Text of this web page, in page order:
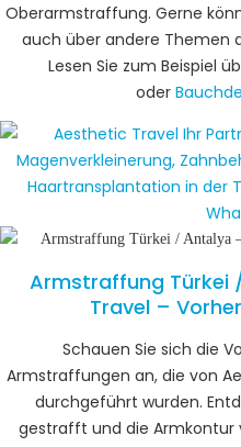
Oberarmstraffung. Gerne
auch über andere Themen
Lesen Sie zum Beispiel
oder
Armstraffung Türkei
Travel –
Schauen Sie sich die
Armstraffungen an, die von
durchgeführt wurden.
gestrafft und die Armkontur